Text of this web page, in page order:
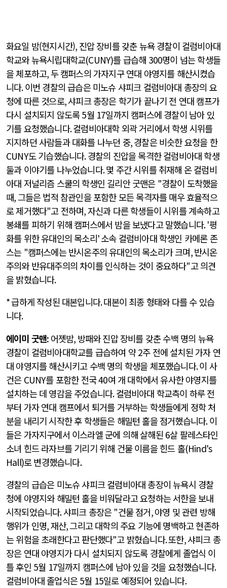
화요일 밤(현지시간), 진압 장비를 갖춘 뉴욕 경찰이 컬럼비아대
학교와 뉴욕시립대학교(CUNY)를 급습해 300명이 넘는 학생들
을 체포하고, 두 캠퍼스의 가자지구 연대 야영지를 해산시켰습
니다.이번 경찰의 급습은 미노슈 샤피크 컬럼비아대 총장의 요
청에 따른 것으로,샤피크 총장은 학기가 끝나기 전 연대 캠프가
다시 설치되지 않도록5월 17일까지 캠퍼스에 경찰이 남아 있
기를 요청했습니다.컬럼비아대학 외곽 거리에서 학생 시위를
지지하던 사람들과 대화를 나누던 중,경찰은 비슷한 요청을 한
CUNY도 기습했습니다.경찰의 진압을 목격한 컬럼비아대 학생
둘과 이야기를 나누었습니다.몇 주간 시위를 취재해 온 컬럼비
아대 저널리즘 스쿨의 학생인 길리안 굿맨은 "경찰이 도착했을
때,그들은 법적 참관인을 포함한 모든 목격자를 매우 효율적으
로 제거했다"고 전하며,자신과 다른 학생들이 시위를 계속하고
봉쇄를 피하기 위해 캠퍼스에서 밤을 보냈다고 말했습니다. '평
화를 위한 유대인의 목소리'소속 컬럼비아대 학생인 카메론 존
스는 "캠퍼스에는 반시온주의 유대인의 목소리가 크며,반시온
주의와 반유대주의의 차이를 인식하는 것이 중요하다"고 의견
을 밝혔습니다.
*급하게 작성된 대본입니다.대본이 최종 형태와 다를 수 있습
니다.
에이미 굿맨: 어젯밤, 방패와 진압 장비를 갖춘 수백 명의 뉴욕
경찰이 컬럼비아대학교를 급습하여 약2주 전에 설치된 가자 연
대 야영지를 해산시키고 수백 명의 학생을 체포했습니다.이 사
건은 CUNY를 포함한 전국40여 개 대학에서 유사한 야영지를
설치하는 데 영감을 주었습니다.컬럼비아대 학교측이 하루 전
부터 가자 연대 캠프에서 퇴거를 거부하는 학생들에게 정학 처
분을 내리기 시작한 후 학생들은 해밀턴 홀을 점거했습니다.이
들은 가자지구에서 이스라엘 군에 의해 살해된 6살 팔레스타인
소녀 힌드 라자브를 기리기 위해 건물 이름을 힌드 홀(Hind's
Hall)로 변경했습니다.
경찰의 급습은 미노슈 샤피크 컬럼비아대 총장이 뉴욕시 경찰
청에 야영지와 해밀턴 홀을 비워달라고 요청하는 서한을 보내
시작되었습니다.샤피크 총장은 "건물 점거,야영 및 관련 방해
행위가 인명,재산,그리고 대학의 주요 기능에 명백하고 현존하
는 위험을 초래한다고 판단했다"고 밝혔습니다.또한,샤피크 총
장은 연대 야영지가 다시 설치되지 않도록 경찰에게 졸업식 이
틀 후인 5월 17일까지 캠퍼스에 남아 있을 것을 요청했습니다.
컬럼비아대 졸업식은5월 15일로 예정되어 있습니다.